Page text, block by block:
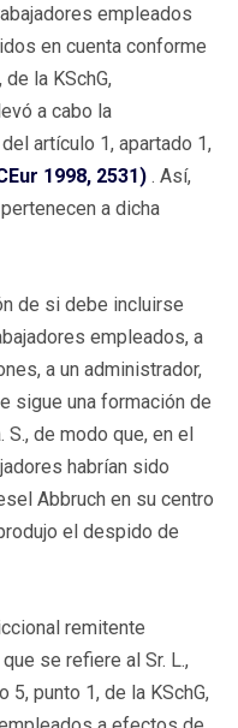
empleados
en cuenta conforme
la KSchG,
a cabo la
artículo 1, apartado 1,
1998, 2531) . Así,
a dicha
de si debe incluirse
empleados, a
a un administrador,
sigue una formación de
de modo que, en el
habrían sido
Abbruch en su centro
el despido de
remitente
se refiere al Sr. L.,
5, punto 1, de la KSchG,